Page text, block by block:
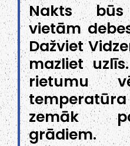
Nakts būs
vietām
Dažviet
mazliet
rietumu
zemāk
grādiem.